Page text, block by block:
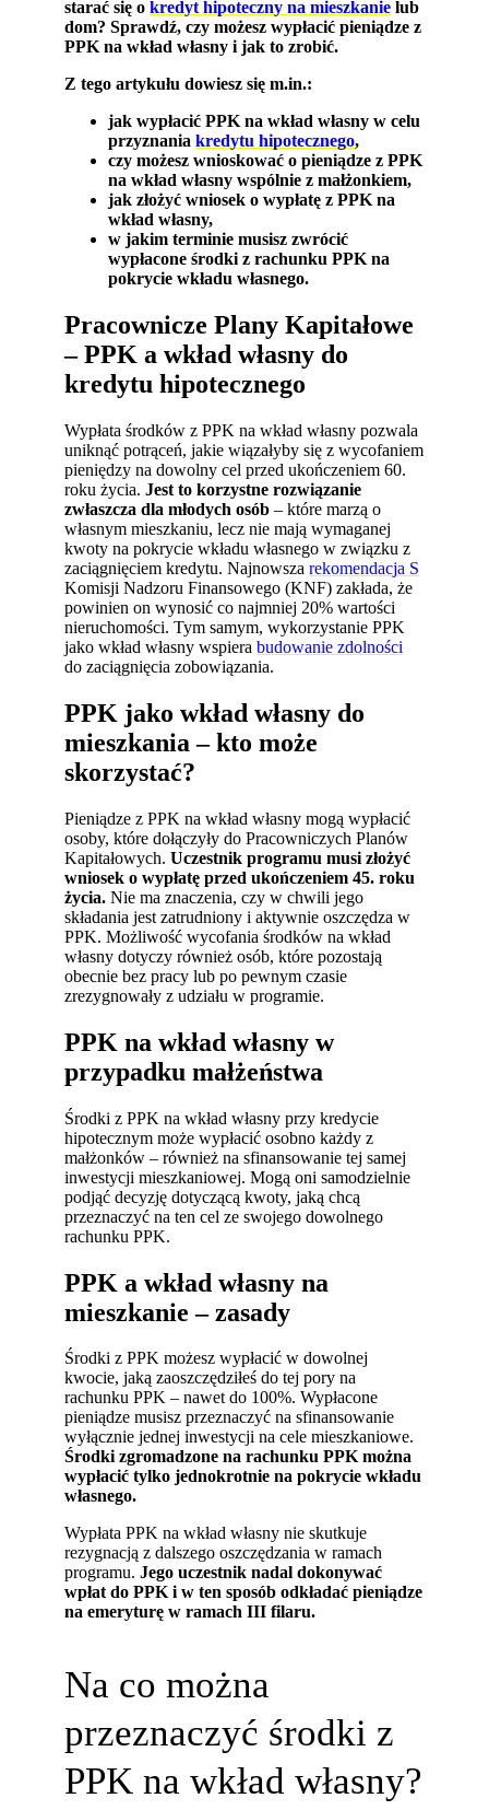
starać się okredyt hipoteczny na mieszkanie lub
dom? Sprawdź, czy możesz wypłacić pieniądze z
PPK na wkład własny i jak to zrobić.
Z tego artykułu dowiesz się m.in.:
jak wypłacić PPK na wkład własny w celu
przyznaniakredytu hipotecznego,
czy możesz wnioskować o pieniądze z PPK
na wkład własny wspólnie z małżonkiem,
jak złożyć wniosek o wypłatę z PPK na
wkład własny,
w jakim terminie musisz zwrócić
wypłacone środki z rachunku PPK na
pokrycie wkładu własnego.
Pracownicze Plany Kapitałowe
– PPK a wkład własny do
kredytu hipotecznego
Wypłata środków z PPK na wkład własny pozwala
uniknąć potrąceń, jakie wiązałyby się z wycofaniem
pieniędzy na dowolny cel przed ukończeniem 60.
roku życia.Jest to korzystne rozwiązanie
zwłaszcza dla młodych osób – które marzą o
własnym mieszkaniu, lecz nie mają wymaganej
kwoty na pokrycie wkładu własnego w związku z
zaciągnięciem kredytu. Najnowszarekomendacja S
Komisji Nadzoru Finansowego (KNF) zakłada, że
powinien on wynosić co najmniej 20% wartości
nieruchomości. Tym samym, wykorzystanie PPK
jako wkład własny wspierabudowanie zdolności
do zaciągnięcia zobowiązania.
PPK jako wkład własny do
mieszkania – kto może
skorzystać?
Pieniądze z PPK na wkład własny mogą wypłacić
osoby, które dołączyły do Pracowniczych Planów
Kapitałowych.Uczestnik programu musi złożyć
wniosek o wypłatę przed ukończeniem 45. roku
życia. Nie ma znaczenia, czy w chwili jego
składania jest zatrudniony i aktywnie oszczędza w
PPK. Możliwość wycofania środków na wkład
własny dotyczy również osób, które pozostają
obecnie bez pracy lub po pewnym czasie
zrezygnowały z udziału w programie.
PPK na wkład własny w
przypadku małżeństwa
Środki z PPK na wkład własny przy kredycie
hipotecznym może wypłacić osobno każdy z
małżonków – również na sfinansowanie tej samej
inwestycji mieszkaniowej. Mogą oni samodzielnie
podjąć decyzję dotyczącą kwoty, jaką chcą
przeznaczyć na ten cel ze swojego dowolnego
rachunku PPK.
PPK a wkład własny na
mieszkanie – zasady
Środki z PPK możesz wypłacić w dowolnej
kwocie, jaką zaoszczędziłeś do tej pory na
rachunku PPK – nawet do 100%. Wypłacone
pieniądze musisz przeznaczyć na sfinansowanie
wyłącznie jednej inwestycji na cele mieszkaniowe.
Środki zgromadzone na rachunku PPK można
wypłacić tylko jednokrotnie na pokrycie wkładu
własnego.
Wypłata PPK na wkład własny nie skutkuje
rezygnacją z dalszego oszczędzania w ramach
programu. Jego uczestnik nadal dokonywać
wpłat do PPK i w ten sposób odkładać pieniądze
na emeryturę w ramach III filaru.
Na co można
przeznaczyć środki z
PPK na wkład własny?